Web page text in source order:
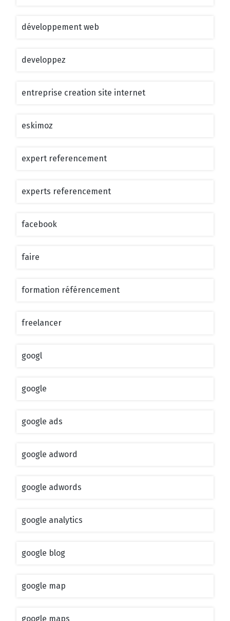
développement web
developpez
entreprise creation site internet
eskimoz
expert referencement
experts referencement
facebook
faire
formation référencement
freelancer
googl
google
google ads
google adword
google adwords
google analytics
google blog
google map
google maps